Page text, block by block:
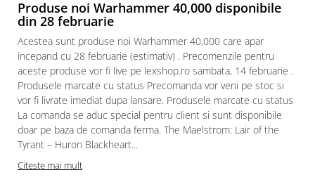
Puzzle 275 piese
Puzzle 550 piese
Warhammer
Warhammer 40K
Age of Sigmar
Paints & Tools
Starter Sets
Produse noi Warhammer 40,000 disponibile
din 28 februarie
Acestea sunt produse noi Warhammer 40,000 care apar
incepand cu 28 februarie (estimativ) . Precomenzile pentru
aceste produse vor fi live pe lexshop.ro sambata, 14 februarie .
Produsele marcate cu status Precomanda vor veni pe stoc si
vor fi livrate imediat dupa lansare. Produsele marcate cu status
La comanda se aduc special pentru client si sunt disponibile
doar pe baza de comanda ferma. The Maelstrom: Lair of the
Tyrant – Huron Blackheart...
Citeste mai mult